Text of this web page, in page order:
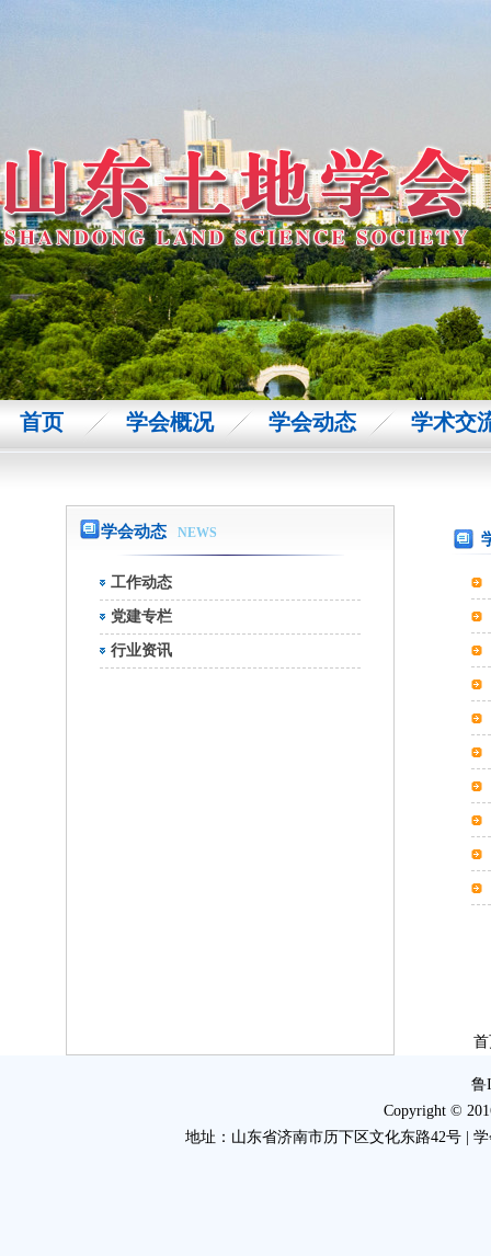
首页 学会概况 学会动态 学术交
学会动态 NEWS
工作动态
党建专栏
行业资讯
鲁
Copyright ©
地址：山东省济南市历下区文化东路42号 | 学